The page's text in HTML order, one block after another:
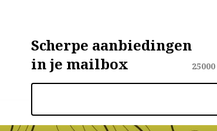
Scherpe aanbiedingen
in je mailbox
25000